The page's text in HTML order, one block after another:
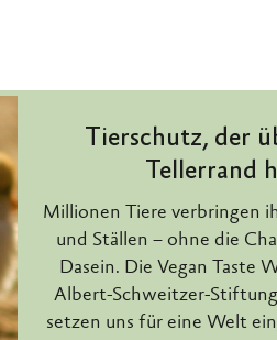
Tierschutz, der
Tellerrand
Millionen Tiere verbringen
und Ställen – ohne die
Dasein. Die Vegan Taste
Albert-Schweitzer-
setzen uns für eine Welt